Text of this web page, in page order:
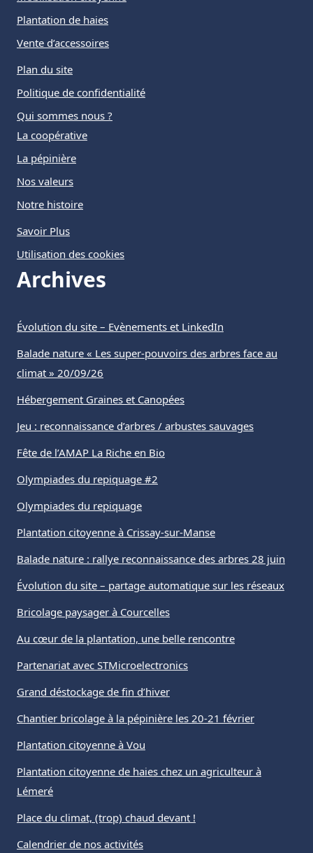
Plantation de haies
Vente d’accessoires
Plan du site
Politique de confidentialité
Qui sommes nous ?
La coopérative
La pépinière
Nos valeurs
Notre histoire
Savoir Plus
Utilisation des cookies
Archives
Évolution du site – Evènements et LinkedIn
Balade nature « Les super-pouvoirs des arbres face au
climat » 20/09/26
Hébergement Graines et Canopées
Jeu : reconnaissance d’arbres / arbustes sauvages
Fête de l’AMAP La Riche en Bio
Olympiades du repiquage #2
Olympiades du repiquage
Plantation citoyenne à Crissay-sur-Manse
Balade nature : rallye reconnaissance des arbres 28 juin
Évolution du site – partage automatique sur les réseaux
Bricolage paysager à Courcelles
Au cœur de la plantation, une belle rencontre
Partenariat avec STMicroelectronics
Grand déstockage de fin d’hiver
Chantier bricolage à la pépinière les 20-21 février
Plantation citoyenne à Vou
Plantation citoyenne de haies chez un agriculteur à
Lémeré
Place du climat, (trop) chaud devant !
Calendrier de nos activités